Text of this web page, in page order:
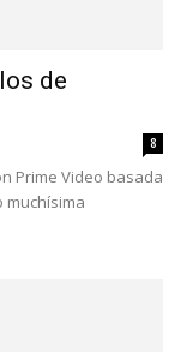
de
8
Prime Video basada
muchísima